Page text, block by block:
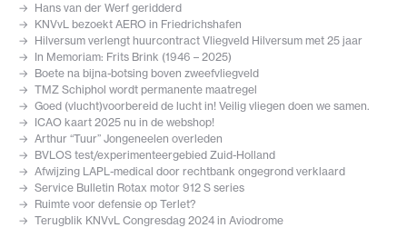
Hans van der Werf geridderd
KNVvL bezoekt AERO in Friedrichshafen
Hilversum verlengt huurcontract Vliegveld Hilversum met 25 jaar
In Memoriam: Frits Brink (1946 – 2025)
Boete na bijna-botsing boven zweefvliegveld
TMZ Schiphol wordt permanente maatregel
Goed (vlucht)voorbereid de lucht in! Veilig vliegen doen we samen.
ICAO kaart 2025 nu in de webshop!
Arthur “Tuur” Jongeneelen overleden
BVLOS test/experimenteergebied Zuid-Holland
Afwijzing LAPL-medical door rechtbank ongegrond verklaard
Service Bulletin Rotax motor 912 S series
Ruimte voor defensie op Terlet?
Terugblik KNVvL Congresdag 2024 in Aviodrome